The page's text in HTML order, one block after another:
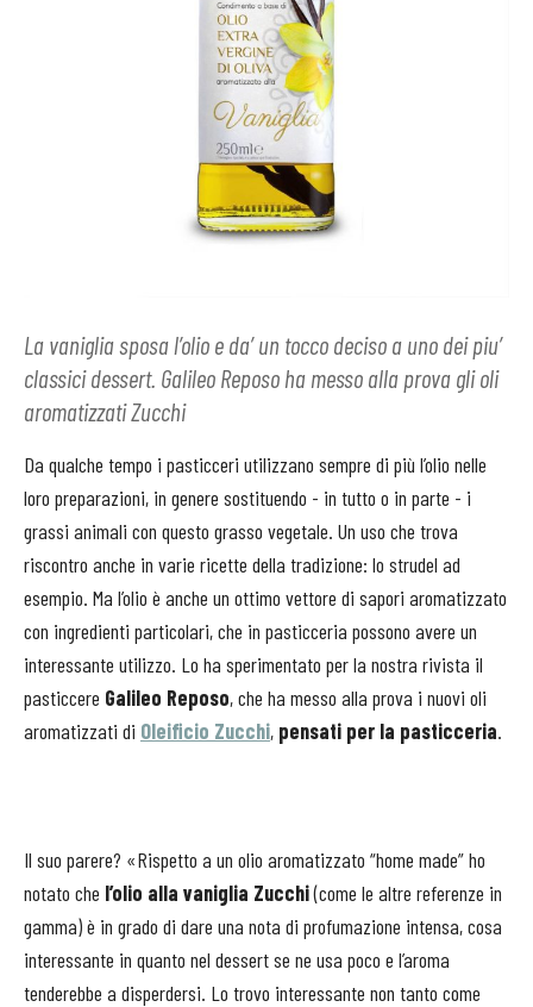
La vaniglia sposa l’olio e da’ un tocco deciso a uno dei piu’
classici dessert. Galileo Reposo ha messo alla prova gli oli
aromatizzati Zucchi
Da qualche tempo i pasticceri utilizzano sempre di più l’olio nelle
loro preparazioni, in genere sostituendo - in tutto o in parte - i
grassi animali con questo grasso vegetale. Un uso che trova
riscontro anche in varie ricette della tradizione: lo strudel ad
esempio. Ma l’olio è anche un ottimo vettore di sapori aromatizzato
con ingredienti particolari, che in pasticceria possono avere un
interessante utilizzo. Lo ha sperimentato per la nostra rivista il
pasticcere Galileo Reposo, che ha messo alla prova i nuovi oli
aromatizzati di Oleificio Zucchi, pensati per la pasticceria.
Il suo parere? «Rispetto a un olio aromatizzato “home made” ho
notato che l’olio alla vaniglia Zucchi(come le altre referenze in
gamma) è in grado di dare una nota di profumazione intensa, cosa
interessante in quanto nel dessert se ne usa poco e l’aroma
tenderebbe a disperdersi. Lo trovo interessante non tanto come